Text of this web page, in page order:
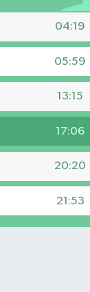
04:19
05:59
13:15
17:06
20:20
21:53